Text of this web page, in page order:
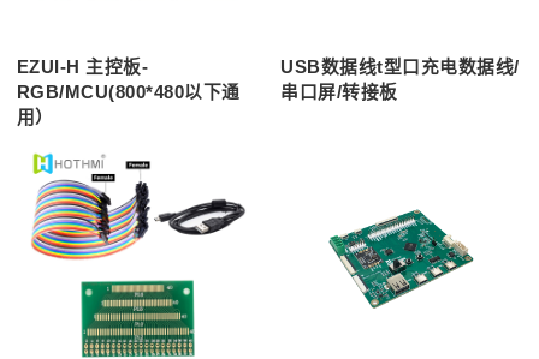
EZUI-H 主控板-
RGB/MCU(800*480以下通
用）
USB数据线t型口充电数据线/
串口屏/转接板